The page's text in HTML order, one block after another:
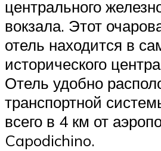
центрального
вокзала. Этот
отель находится в
исторического
Отель удобно
транспортной
всего в 4 км от
Capodichino.